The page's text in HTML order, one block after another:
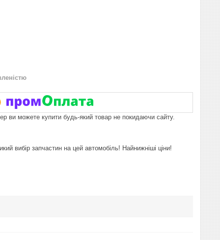
ви можете купити будь-який товар не покидаючи сайту.
вибір запчастин на цей автомобіль! Найнижніші ціни!